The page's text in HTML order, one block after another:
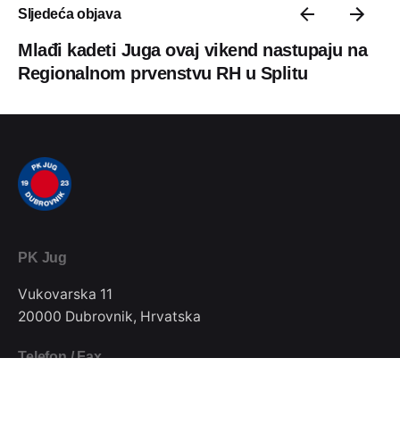
Sljedeća objava
Mlađi kadeti Juga ovaj vikend nastupaju na
Regionalnom prvenstvu RH u Splitu
PK Jug
Vukovarska 11
20000 Dubrovnik, Hrvatska
Telefon / Fax